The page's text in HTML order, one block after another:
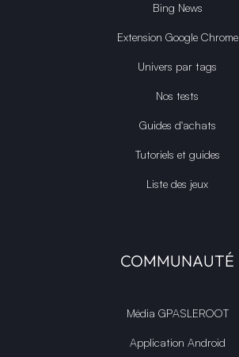
Bing News
Extension Google Chrome
Univers par tags
Nos tests
Guides d'achats
Tutoriels et guides
Liste des jeux
COMMUNAUTÉ
Média GPASLEROOT
Application Android